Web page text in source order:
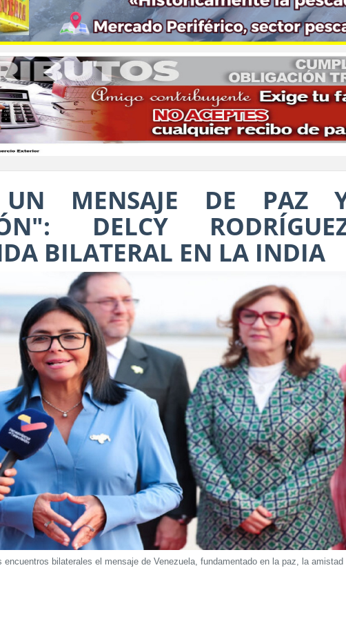
UN MENSAJE DE PAZ
DELCY
BILATERAL EN LA INDIA
bilaterales el mensaje de Venezuela, fundamentado en la paz, la amistad